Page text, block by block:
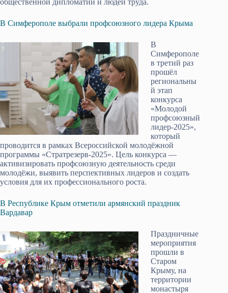
В Симферополе выбрали профсоюзного лидера Крыма
В
Симферополе
в третий раз
прошёл
региональны
й этап
конкурса
«Молодой
профсоюзный
лидер-2025»,
который
проводится в рамках Всероссийской молодёжной
программы «Стратрезерв-2025». Цель конкурса —
активизировать профсоюзную деятельность среди
молодёжи, выявить перспективных лидеров и создать
условия для их профессионального роста.
В Республике Крым отметили армянский праздник
Вардавар
Праздничные
мероприятия
прошли в
Старом
Крыму, на
территории
монастыря